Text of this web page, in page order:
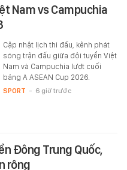
Nam vs Campuchia
Cập nhật lịch thi đấu, kênh phát
sóng trận đấu giữa đội tuyển Việt
Nam và Campuchia lượt cuối
bảng A ASEAN Cup 2026.
SPORT - 6 giờ trước
Đông Trung Quốc,
rộng